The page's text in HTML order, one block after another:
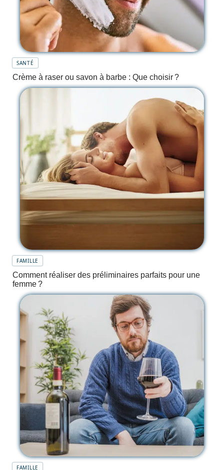
SANTÉ
Crème à raser ou savon à barbe : Que choisir ?
FAMILLE
Comment réaliser des préliminaires parfaits pour une
femme ?
FAMILLE